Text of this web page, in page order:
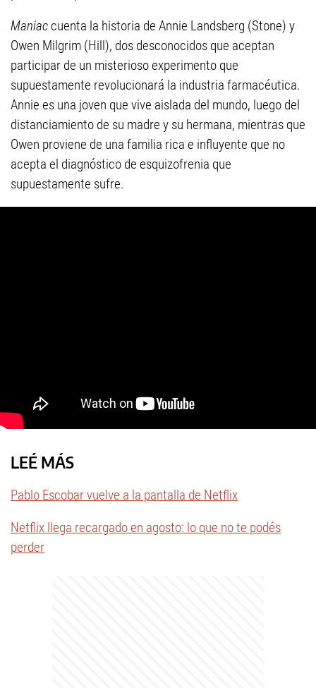
Maniac cuenta la historia de Annie Landsberg (Stone) y
Owen Milgrim (Hill), dos desconocidos que aceptan
participar de un misterioso experimento que
supuestamente revolucionará la industria farmacéutica.
Annie es una joven que vive aislada del mundo, luego del
distanciamiento de su madre y su hermana, mientras que
Owen proviene de una familia rica e influyente que no
acepta el diagnóstico de esquizofrenia que
supuestamente sufre.
LEÉ MÁS
Pablo Escobar vuelve a la pantalla de Netflix
Netflix llega recargado en agosto: lo que no te podés
perder